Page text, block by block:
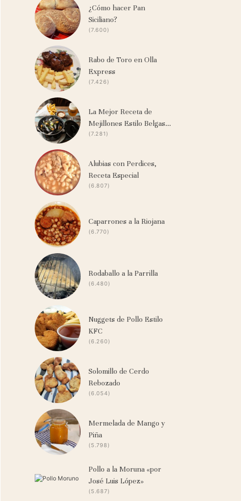
¿Cómo hacer Pan
Siciliano?
(7.600)
Rabo de Toro en Olla
Express
(7.426)
La Mejor Receta de
Mejillones Estilo Belgas…
(7.281)
Alubias con Perdices,
Receta Especial
(6.807)
Caparrones a la Riojana
(6.770)
Rodaballo a la Parrilla
(6.480)
Nuggets de Pollo Estilo
KFC
(6.260)
Solomillo de Cerdo
Rebozado
(6.054)
Mermelada de Mango y
Piña
(5.798)
Pollo a la Moruna «por
José Luis López»
(5.687)